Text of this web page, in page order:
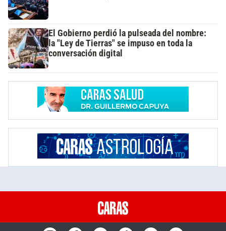
El Gobierno perdió la pulseada del nombre:
la "Ley de Tierras" se impuso en toda la
conversación digital